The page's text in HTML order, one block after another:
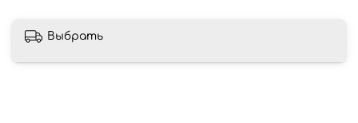
Выбрать